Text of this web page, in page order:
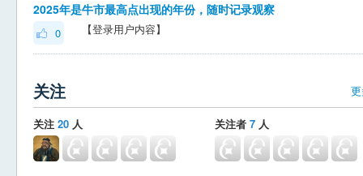
2025年是牛市最高点出现的年份，随时记录观察
0 【登录用户内容】
关注
关注 20 人 关注者 7 人